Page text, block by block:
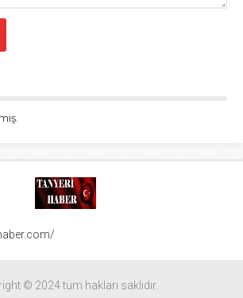
© 2024 tüm hakları saklıdır.